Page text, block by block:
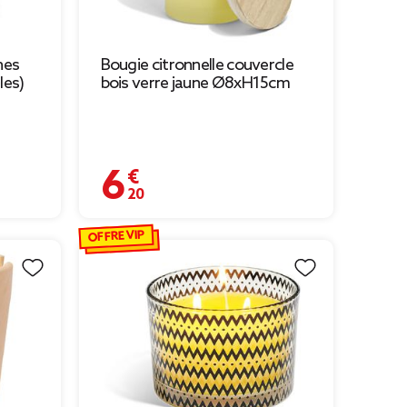
à 2,97 €
Bougie citronnelle couvercle
bois verre jaune Ø8xH15cm
6,20 €
OFFRE VIP